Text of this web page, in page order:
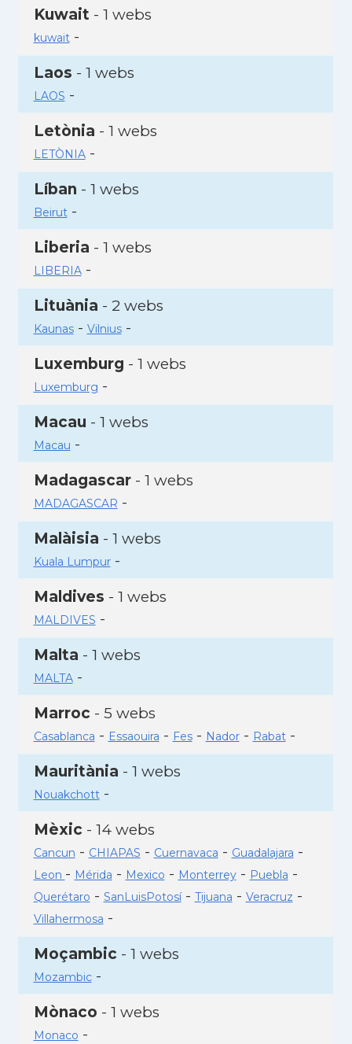
Kuwait - 1 webs
kuwait-
Laos - 1 webs
LAOS -
Letònia - 1 webs
LETÒNIA-
Líban - 1 webs
Beirut-
Liberia - 1 webs
LIBERIA-
Lituània - 2 webs
Kaunas- Vilnius-
Luxemburg - 1 webs
Luxemburg -
Macau - 1 webs
Macau -
Madagascar- 1 webs
MADAGASCAR -
Malàisia - 1 webs
Kuala Lumpur-
Maldives - 1 webs
MALDIVES -
Malta - 1 webs
MALTA-
Marroc - 5 webs
Casablanca - Essaouira - Fes- Nador- Rabat-
Mauritània - 1 webs
Nouakchott-
Mèxic - 14 webs
Cancun - CHIAPAS - Cuernavaca - Guadalajara -
Leon - Mérida - Mexico - Monterrey- Puebla -
Querétaro - SanLuisPotosí- Tijuana - Veracruz -
Villahermosa -
Moçambic - 1 webs
Mozambic-
Mònaco - 1 webs
Monaco -